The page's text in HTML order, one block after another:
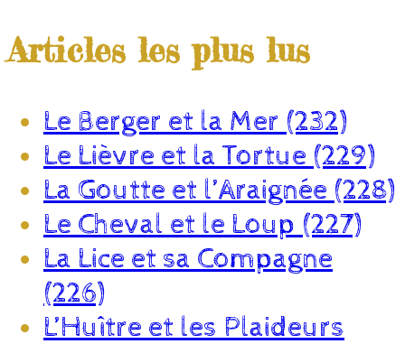
Articles les plus lus
Le Berger et la Mer (232)
Le Lièvre et la Tortue (229)
La Goutte et l’Araignée (228)
Le Cheval et le Loup (227)
La Lice et sa Compagne
(226)
L’Huître et les Plaideurs